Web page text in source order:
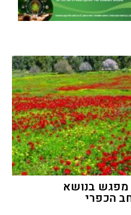
מפגש בנושא
הכפרי